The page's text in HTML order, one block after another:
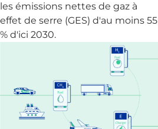
les émissions nettes de gaz à
effet de serre (GES) d'au moins 55
% d'ici 2030.